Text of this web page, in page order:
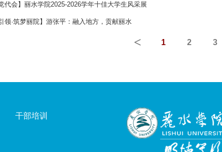
代会】丽水学院2025-2026学年十佳大学生风采展
领·筑梦丽院】游张平：融入地方，贡献丽水
< 1 2 3
干部培训